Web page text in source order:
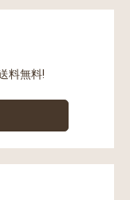
料無料!